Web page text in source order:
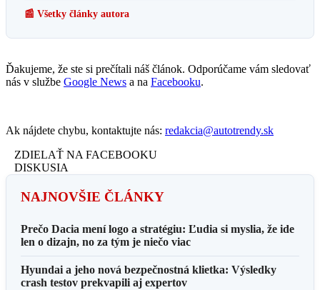
📰 Všetky články autora
Ďakujeme, že ste si prečítali náš článok. Odporúčame vám sledovať
nás v službe Google News a na Facebooku.
Ak nájdete chybu, kontaktujte nás: redakcia@autotrendy.sk
ZDIELAŤ NA FACEBOOKU
DISKUSIA
NAJNOVŠIE ČLÁNKY
Prečo Dacia mení logo a stratégiu: Ľudia si myslia, že ide
len o dizajn, no za tým je niečo viac
Hyundai a jeho nová bezpečnostná klietka: Výsledky
crash testov prekvapili aj expertov